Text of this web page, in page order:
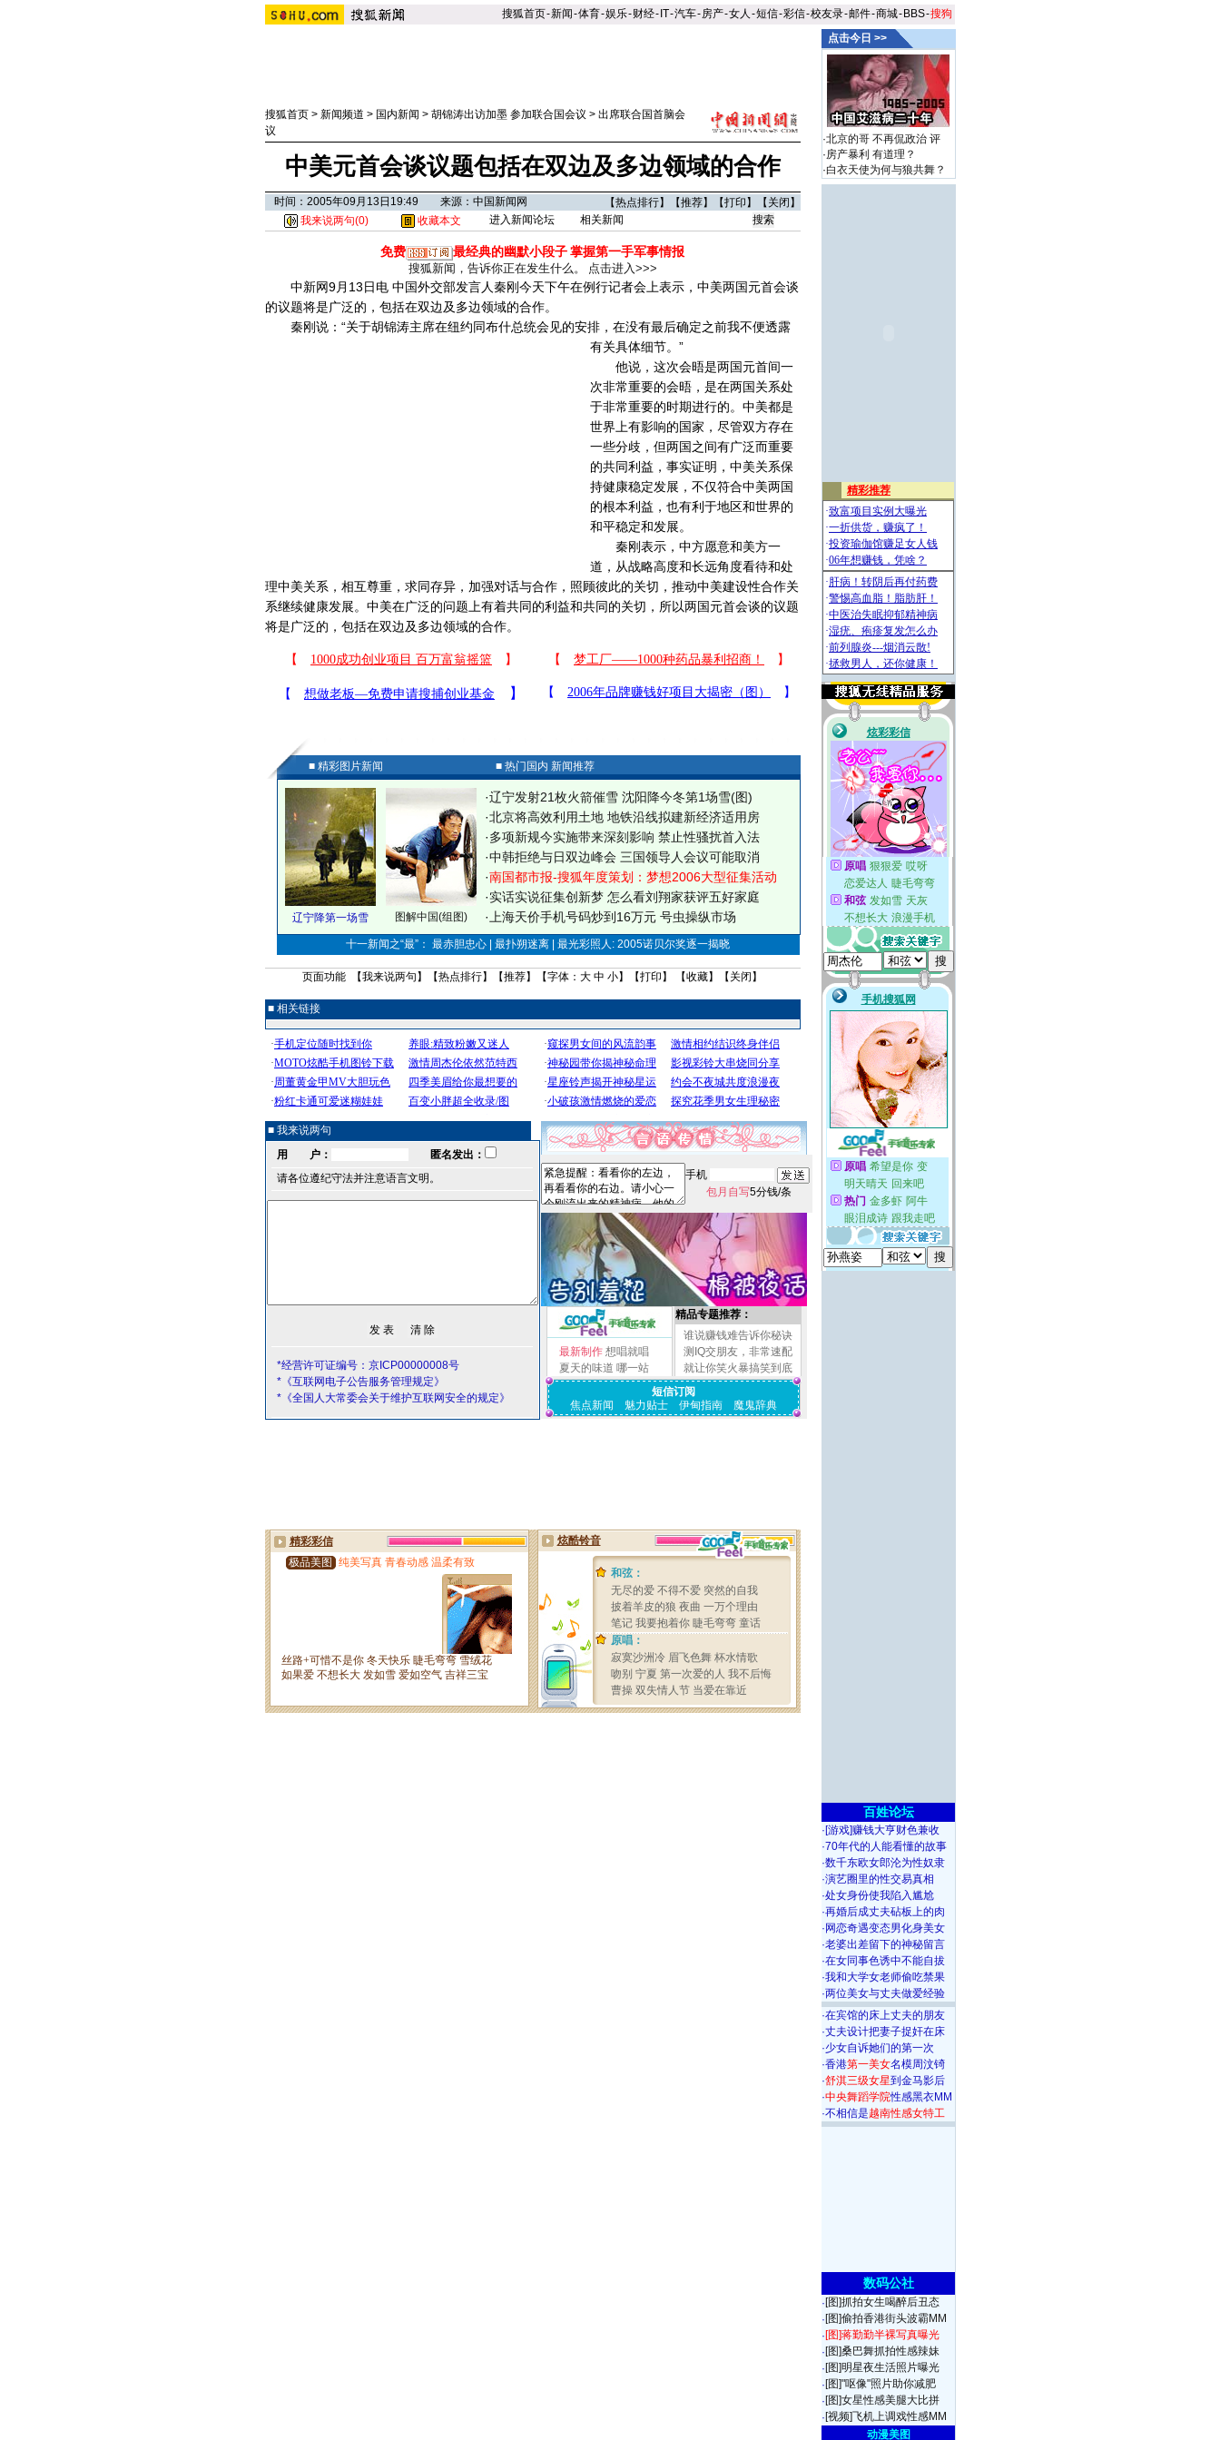
搜狐首页-新闻-体育-娱乐-财经- IT-汽车-房产-女人 -短信-彩信-校友录-邮件-商城- BBS-搜狗
搜狐首页> 新闻频道 > 国内新闻 > 胡锦涛出访加墨 参加联合国会议 > 出席联合国首脑会
议
中美元首会谈议题包括在双边及多边领域的合作
时间：2005年09月13日19:49 来源：中国新闻网 【热点排行】【推荐】【打印 】【 关闭 】
我来说两句(0) 收藏本文 进入新闻论坛 相关新闻
免费 最经典的幽默小段子掌握第一手军事情报
搜狐新闻，告诉你正在发生什么。 点击进入>>>
中新网9月13日电 中国外交部发言人秦刚今天下午在例行记者会上表示，中美两国元首会谈
的议题将是广泛的，包括在双边及多边领域的合作。
秦刚说：“关于胡锦涛主席在纽约同布什总统会见的安排，在没有最后确定之前我不便透露
有关具体细节。 ”
他说，这次会晤是两国元首间一
次非常重要的会晤，是在两国关系处
于非常重要的时期进行的。中美都是
世界上有影响的国家，尽管双方存在
一些分歧，但两国之间有广泛而重要
的共同利益，事实证明，中美关系保
持健康稳定发展，不仅符合中美两国
的根本利益，也有利于地区和世界的
和平稳定和发展。
秦刚表示，中方愿意和美方一
道，从战略高度和长远角度看待和处
理中美关系，相互尊重，求同存异，加强对话与合作，照顾彼此的关切，推动中美建设性合作关
系继续健康发展。中美在广泛的问题上有着共同的利益和共同的关切，所以两国元首会谈的议题
将是广泛的，包括在双边及多边领域的合作。
■ 精彩图片新闻 ■ 热门国内 新闻推荐
辽宁降第一场雪 图解中国(组图)
·辽宁发射21枚火箭催雪 沈阳降今冬第1场雪(图)
·北京将高效利用土地 地铁沿线拟建新经济适用房
·多项新规今实施带来深刻影响 禁止性骚扰首入法
·中韩拒绝与日双边峰会 三国领导人会议可能取消
·南国都市报-搜狐年度策划：梦想2006大型征集活动
·实话实说征集创新梦 怎么看刘翔家获评五好家庭
· 上海天价手机号码炒到16万元 号虫操纵市场
十一新闻之“最”： 最赤胆忠心 | 最扑朔迷离 | 最光彩照人: 2005诺贝尔奖逐一揭晓
页面功能 【我来说两句 】【热点排行】【推荐】【字体： 大 中 小】【打印 】 【收藏】【 关闭 】
■ 相关链接
■ 我来说两句
用 户：
匿名发出：
请各位遵纪守法并注意语言文明。
*经营许可证编号：京ICP00000008号
*《互联网电子公告服务管理规定》
*《全国人大常委会关于维护互联网安全的规定》
手机
包月自写5分钱/条
最新制作 想唱就唱
夏天的味道 哪一站
精品专题推荐：
谁说赚钱难告诉你秘诀
测IQ交朋友，非常速配
就让你笑火暴搞笑到底
短信订阅
焦点新闻
魅力贴士 伊甸指南 魔鬼辞典
点击今日 >>
·北京的哥 不再侃政治 评
·房产暴利 有道理？
·白衣天使为何与狼共舞？
百姓论坛
· [游戏]赚钱大亨财色兼收
·70年代的人能看懂的故事
·数千东欧女郎沦为性奴隶
·演艺圈里的性交易真相
·处女身份使我陷入尴尬
·再婚后成丈夫砧板上的肉
· 网恋奇遇变态男化身美女
·老婆出差留下的神秘留言
·在女同事色诱中不能自拔
·我和大学女老师偷吃禁果
·两位美女与丈夫做爱经验
·在宾馆的床上丈夫的朋友
·丈夫设计把妻子捉奸在床
·少女自诉她们的第一次
·香港第一美女名模周汶锜
·舒淇三级女星到金马影后
·中央舞蹈学院性感黑衣MM
·不相信是越南性感女特工
数码公社
· [图]抓拍女生喝醉后丑态
· [图]偷拍香港街头波霸MM
·[图]蒋勤勤半裸写真曝光
· [图]桑巴舞抓拍性感辣妹
· [图]明星夜生活照片曝光
· [图]"呕像"照片助你减肥
· [图]女星性感美腿大比拼
· [视频]飞机上调戏性感MM
动漫美图